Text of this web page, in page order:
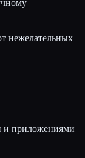
нежелательных
и приложениями